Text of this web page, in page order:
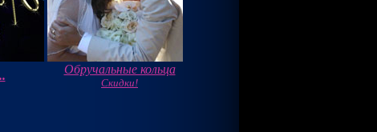
Обручальные кольца
Скидки!